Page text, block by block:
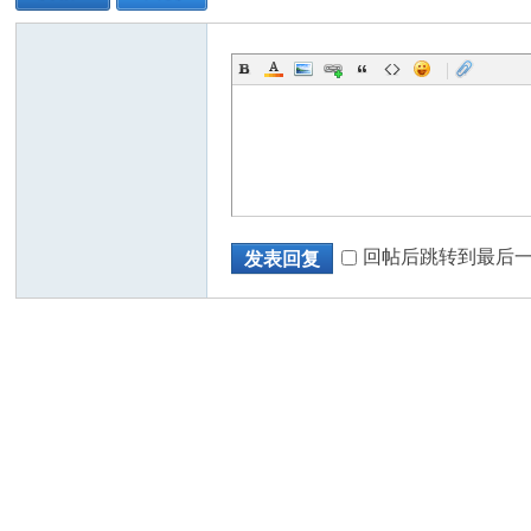
|
发表回复 回帖后跳转到最后